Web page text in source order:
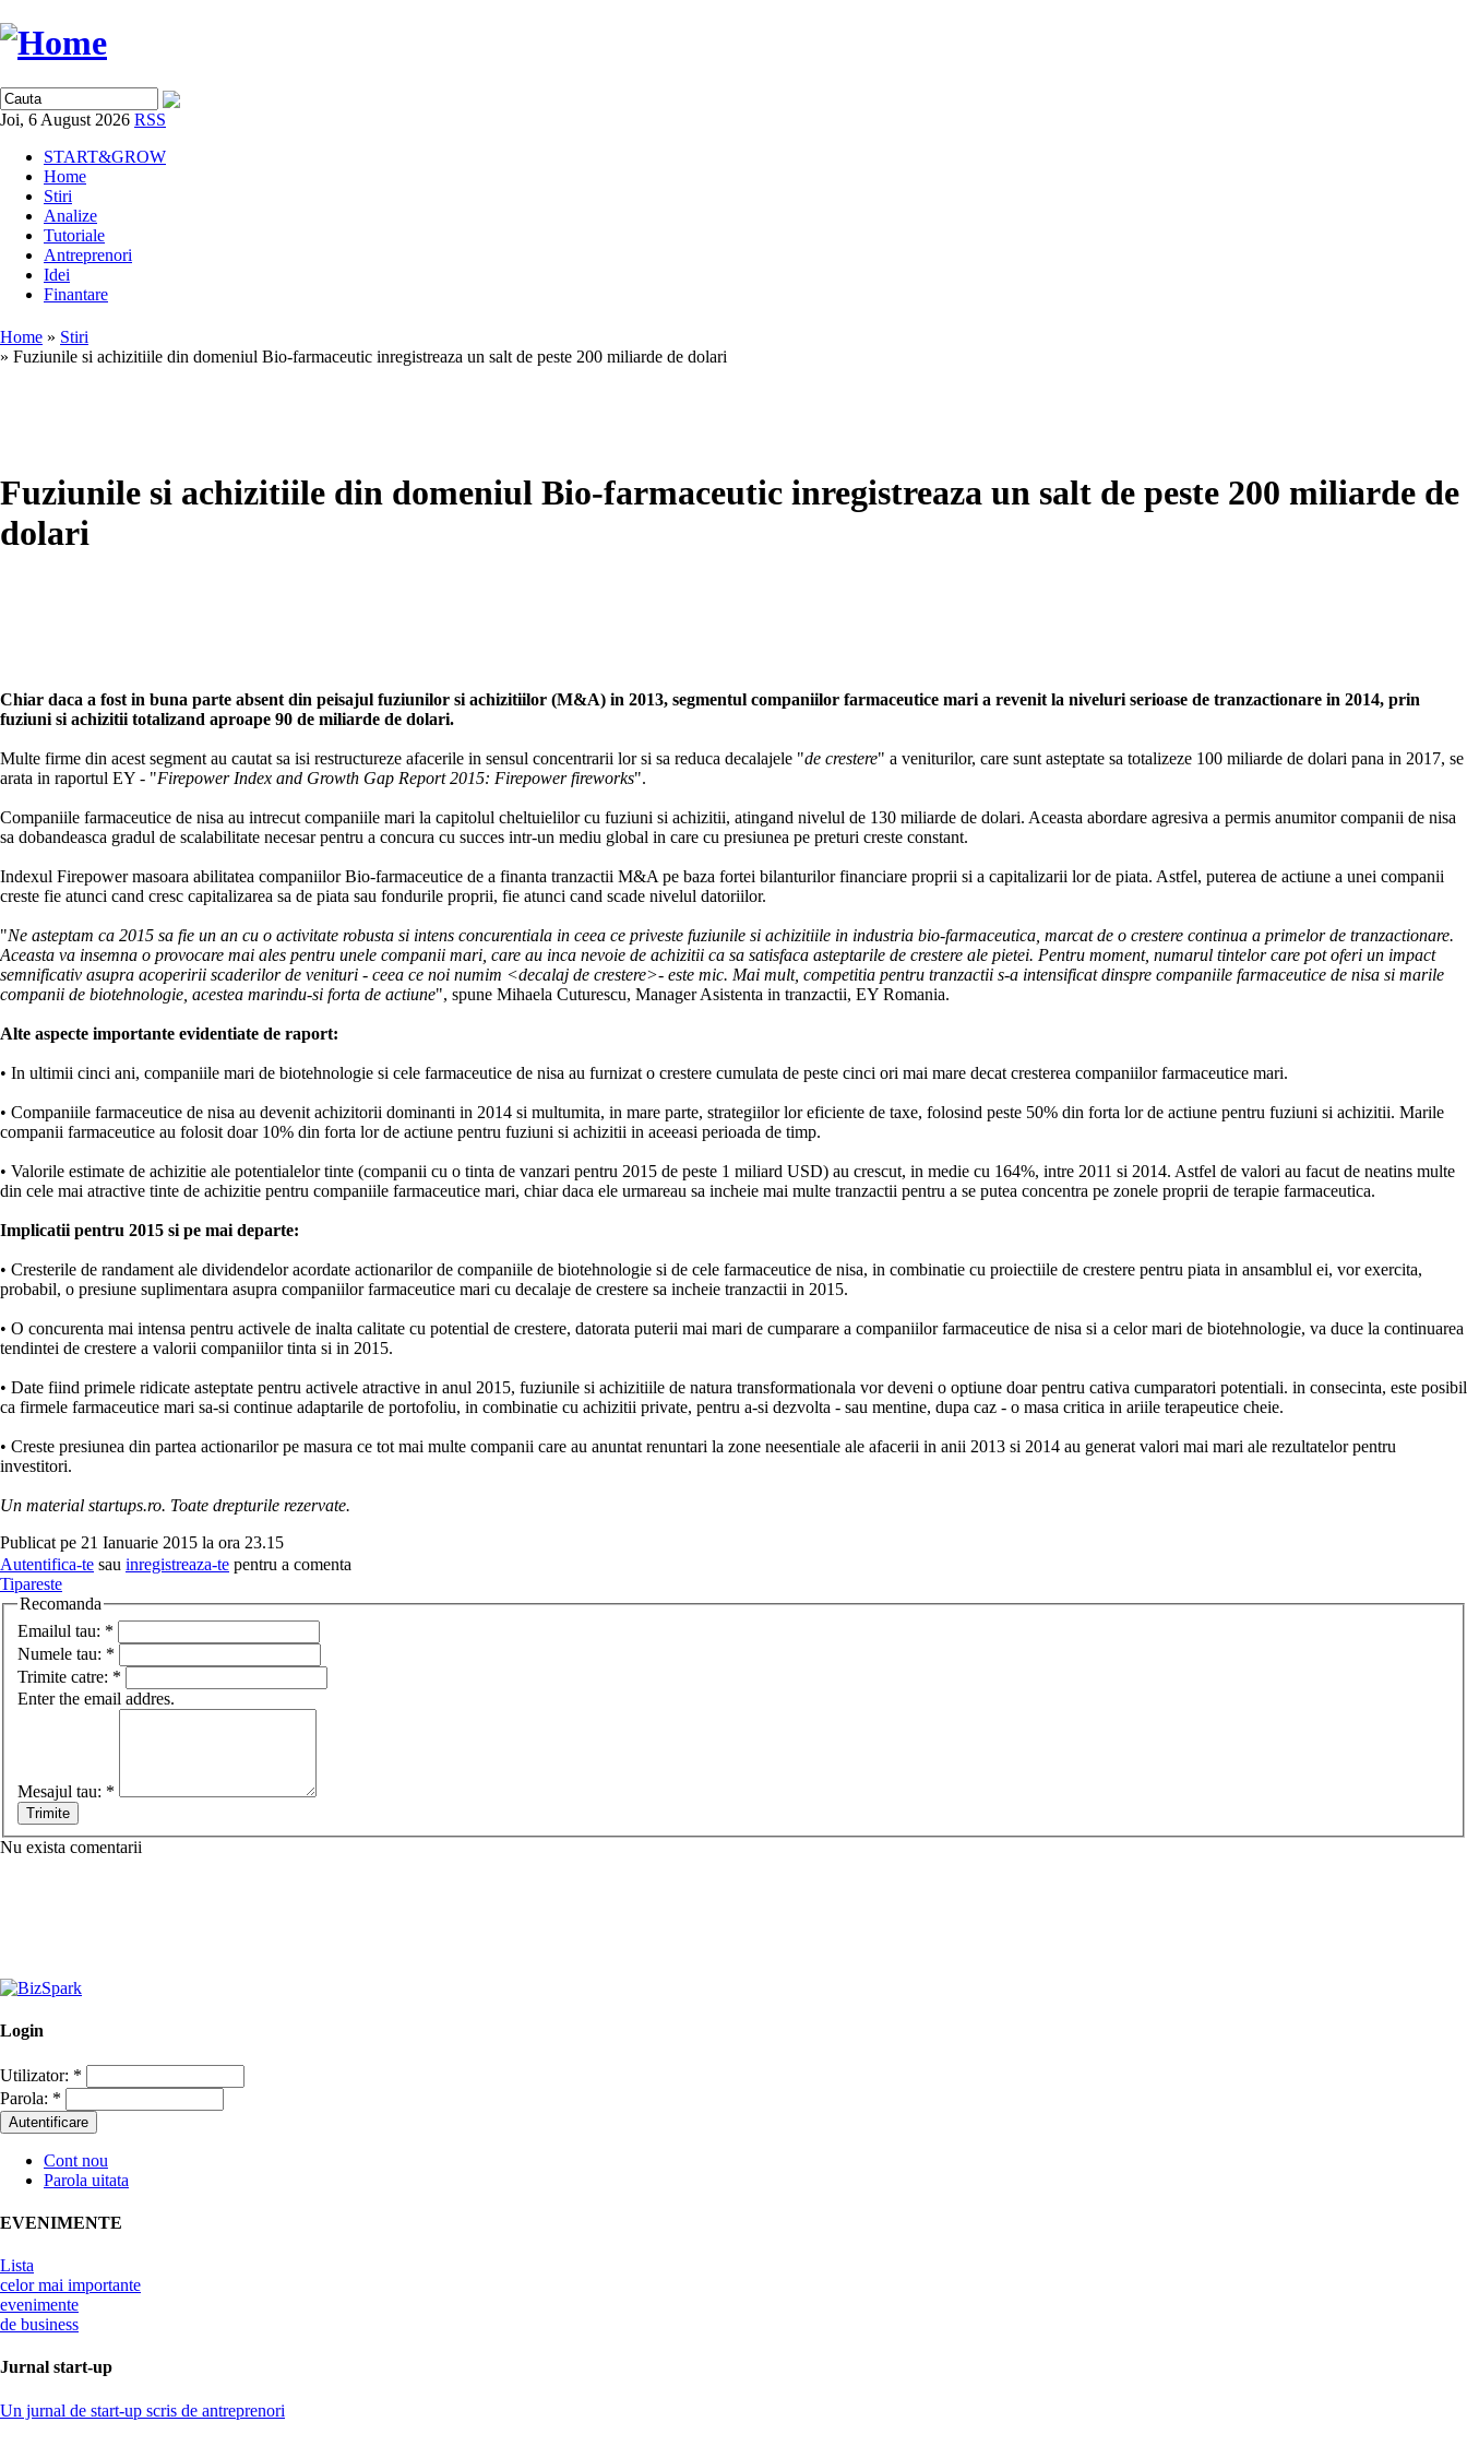
Joi, 6 August 2026 RSS
START&GROW
Home
Stiri
Analize
Tutoriale
Antreprenori
Idei
Finantare
Home » Stiri
» Fuziunile si achizitiile din domeniul Bio-farmaceutic inregistreaza un salt de peste 200 miliarde de dolari
Fuziunile si achizitiile din domeniul Bio-farmaceutic inregistreaza un salt de peste 200 miliarde de
dolari
Chiar daca a fost in buna parte absent din peisajul fuziunilor si achizitiilor (M&A) in 2013, segmentul companiilor farmaceutice mari a revenit la niveluri serioase de tranzactionare in 2014, prin
fuziuni si achizitii totalizand aproape 90 de miliarde de dolari.
Multe firme din acest segment au cautat sa isi restructureze afacerile in sensul concentrarii lor si sa reduca decalajele "de crestere" a veniturilor, care sunt asteptate sa totalizeze 100 miliarde de dolari pana in 2017, se
arata in raportul EY - "Firepower Index and Growth Gap Report 2015: Firepower fireworks".
Companiile farmaceutice de nisa au intrecut companiile mari la capitolul cheltuielilor cu fuziuni si achizitii, atingand nivelul de 130 miliarde de dolari. Aceasta abordare agresiva a permis anumitor companii de nisa
sa dobandeasca gradul de scalabilitate necesar pentru a concura cu succes intr-un mediu global in care cu presiunea pe preturi creste constant.
Indexul Firepower masoara abilitatea companiilor Bio-farmaceutice de a finanta tranzactii M&A pe baza fortei bilanturilor financiare proprii si a capitalizarii lor de piata. Astfel, puterea de actiune a unei companii
creste fie atunci cand cresc capitalizarea sa de piata sau fondurile proprii, fie atunci cand scade nivelul datoriilor.
"Ne asteptam ca 2015 sa fie un an cu o activitate robusta si intens concurentiala in ceea ce priveste fuziunile si achizitiile in industria bio-farmaceutica, marcat de o crestere continua a primelor de tranzactionare.
Aceasta va insemna o provocare mai ales pentru unele companii mari, care au inca nevoie de achizitii ca sa satisfaca asteptarile de crestere ale pietei. Pentru moment, numarul tintelor care pot oferi un impact
semnificativ asupra acoperirii scaderilor de venituri - ceea ce noi numim <decalaj de crestere>- este mic. Mai mult, competitia pentru tranzactii s-a intensificat dinspre companiile farmaceutice de nisa si marile
companii de biotehnologie, acestea marindu-si forta de actiune", spune Mihaela Cuturescu, Manager Asistenta in tranzactii, EY Romania.
Alte aspecte importante evidentiate de raport:
• In ultimii cinci ani, companiile mari de biotehnologie si cele farmaceutice de nisa au furnizat o crestere cumulata de peste cinci ori mai mare decat cresterea companiilor farmaceutice mari.
• Companiile farmaceutice de nisa au devenit achizitorii dominanti in 2014 si multumita, in mare parte, strategiilor lor eficiente de taxe, folosind peste 50% din forta lor de actiune pentru fuziuni si achizitii. Marile
companii farmaceutice au folosit doar 10% din forta lor de actiune pentru fuziuni si achizitii in aceeasi perioada de timp.
• Valorile estimate de achizitie ale potentialelor tinte (companii cu o tinta de vanzari pentru 2015 de peste 1 miliard USD) au crescut, in medie cu 164%, intre 2011 si 2014. Astfel de valori au facut de neatins multe
din cele mai atractive tinte de achizitie pentru companiile farmaceutice mari, chiar daca ele urmareau sa incheie mai multe tranzactii pentru a se putea concentra pe zonele proprii de terapie farmaceutica.
Implicatii pentru 2015 si pe mai departe:
• Cresterile de randament ale dividendelor acordate actionarilor de companiile de biotehnologie si de cele farmaceutice de nisa, in combinatie cu proiectiile de crestere pentru piata in ansamblul ei, vor exercita,
probabil, o presiune suplimentara asupra companiilor farmaceutice mari cu decalaje de crestere sa incheie tranzactii in 2015.
• O concurenta mai intensa pentru activele de inalta calitate cu potential de crestere, datorata puterii mai mari de cumparare a companiilor farmaceutice de nisa si a celor mari de biotehnologie, va duce la continuarea
tendintei de crestere a valorii companiilor tinta si in 2015.
• Date fiind primele ridicate asteptate pentru activele atractive in anul 2015, fuziunile si achizitiile de natura transformationala vor deveni o optiune doar pentru cativa cumparatori potentiali. in consecinta, este posibil
ca firmele farmaceutice mari sa-si continue adaptarile de portofoliu, in combinatie cu achizitii private, pentru a-si dezvolta - sau mentine, dupa caz - o masa critica in ariile terapeutice cheie.
• Creste presiunea din partea actionarilor pe masura ce tot mai multe companii care au anuntat renuntari la zone neesentiale ale afacerii in anii 2013 si 2014 au generat valori mai mari ale rezultatelor pentru
investitori.
Un material startups.ro. Toate drepturile rezervate.
Publicat pe 21 Ianuarie 2015 la ora 23.15
Autentifica-te sau inregistreaza-te pentru a comenta
Tipareste
Recomanda
Emailul tau: *
Numele tau: *
Trimite catre: *
Enter the email addres.
Mesajul tau: *
Nu exista comentarii
Login
Utilizator: *
Parola: *
Cont nou
Parola uitata
EVENIMENTE
Lista
celor mai importante
evenimente
de business
Jurnal start-up
Un jurnal de start-up scris de antreprenori